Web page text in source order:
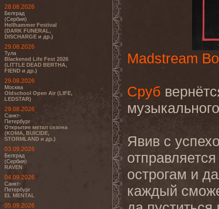
28.08.2026
Белград
(Сербия)
Hellhammer Festival
(DARK FUNERAL,
DISCHARGE и др.)
29.08.2026
Тула
Blackened Life Fest 2026
(LITTLE DEAD BERTHA,
FIEND и др.)
29.08.2026
Москва
Oldschool Open Air (LIFE,
LEDSTAR)
29.08.2026
Санкт-
Петербург
Открытие метал сезона
(KOMA, BUICIDE,
STORMLAND и др.)
03.09.2026
Белград
(Сербия)
RAVEN
04.09.2026
Санкт-
Петербург
EL MENTAL
05.09.2026
Madstream
Сруб
Явив с
острогам и
каждый